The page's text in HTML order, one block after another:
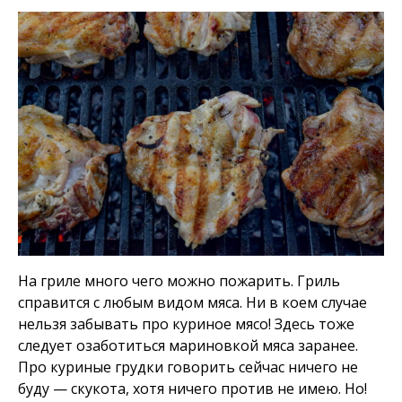
На гриле много чего можно пожарить. Гриль
справится с любым видом мяса. Ни в коем случае
нельзя забывать про куриное мясо! Здесь тоже
следует озаботиться мариновкой мяса заранее.
Про куриные грудки говорить сейчас ничего не
буду — скукота, хотя ничего против не имею. Но!